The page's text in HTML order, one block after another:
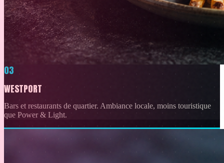
03
WESTPORT
Bars et restaurants de quartier. Ambiance locale, moins touristique
que Power & Light.